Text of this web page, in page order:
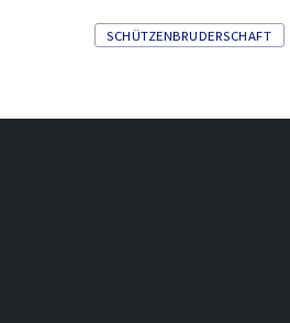
Tags
SCHÜTZENBRUDERSCHAFT